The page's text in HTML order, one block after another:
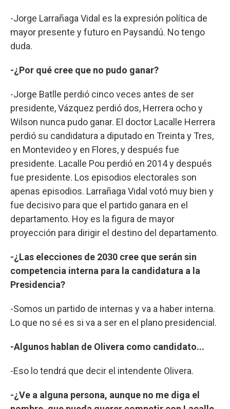
-Jorge Larrañaga Vidal es la expresión política de
mayor presente y futuro en Paysandú. No tengo
duda.
-¿Por qué cree que no pudo ganar?
-Jorge Batlle perdió cinco veces antes de ser
presidente, Vázquez perdió dos, Herrera ocho y
Wilson nunca pudo ganar. El doctor Lacalle Herrera
perdió su candidatura a diputado en Treinta y Tres,
en Montevideo y en Flores, y después fue
presidente. Lacalle Pou perdió en 2014 y después
fue presidente. Los episodios electorales son
apenas episodios. Larrañaga Vidal votó muy bien y
fue decisivo para que el partido ganara en el
departamento. Hoy es la figura de mayor
proyección para dirigir el destino del departamento.
-¿Las elecciones de 2030 cree que serán sin
competencia interna para la candidatura a la
Presidencia?
-Somos un partido de internas y va a haber interna.
Lo que no sé es si va a ser en el plano presidencial.
-Algunos hablan de Olivera como candidato...
-Eso lo tendrá que decir el intendente Olivera.
-¿Ve a alguna persona, aunque no me diga el